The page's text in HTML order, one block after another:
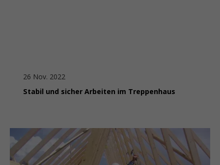
26 Nov. 2022
Stabil und sicher Arbeiten im Treppenhaus